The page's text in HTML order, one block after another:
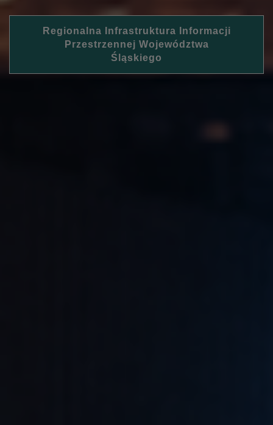
Regionalna Infrastruktura Informacji
Przestrzennej Województwa
Śląskiego